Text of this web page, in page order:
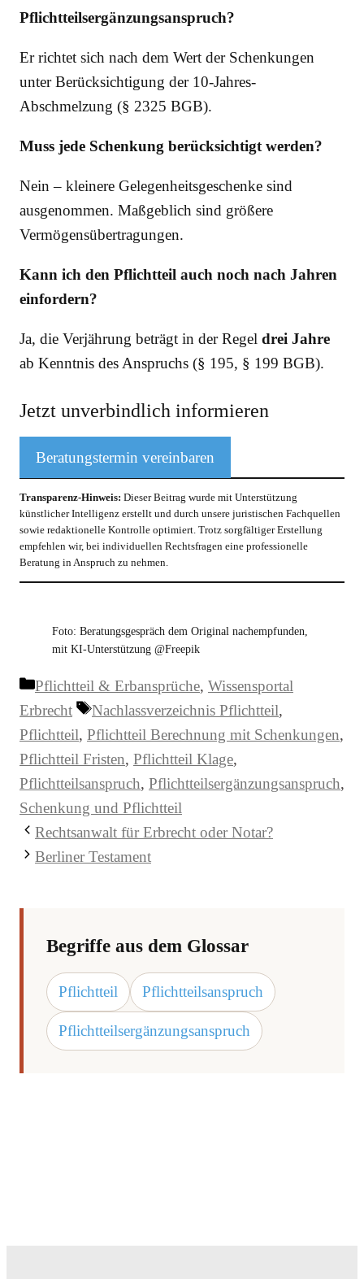
Pflichtteilsergänzungsanspruch?
Er richtet sich nach dem Wert der Schenkungen
unter Berücksichtigung der 10-Jahres-
Abschmelzung (§ 2325 BGB).
Muss jede Schenkung berücksichtigt werden?
Nein – kleinere Gelegenheitsgeschenke sind
ausgenommen. Maßgeblich sind größere
Vermögensübertragungen.
Kann ich den Pflichtteil auch noch nach Jahren
einfordern?
Ja, die Verjährung beträgt in der Regel drei Jahre
ab Kenntnis des Anspruchs (§ 195, § 199 BGB).
Jetzt unverbindlich informieren
Beratungstermin vereinbaren
Transparenz-Hinweis: Dieser Beitrag wurde mit Unterstützung
künstlicher Intelligenz erstellt und durch unsere juristischen Fachquellen
sowie redaktionelle Kontrolle optimiert. Trotz sorgfältiger Erstellung
empfehlen wir, bei individuellen Rechtsfragen eine professionelle
Beratung in Anspruch zu nehmen.
Foto: Beratungsgespräch dem Original nachempfunden,
mit KI-Unterstützung @Freepik
Kategorien
Pflichtteil & Erbansprüche, Wissensportal
Erbrecht
Schlagwörter
Nachlassverzeichnis Pflichtteil,
Pflichtteil, Pflichtteil Berechnung mit Schenkungen,
Pflichtteil Fristen, Pflichtteil Klage,
Pflichtteilsanspruch, Pflichtteilsergänzungsanspruch,
Schenkung und Pflichtteil
Rechtsanwalt für Erbrecht oder Notar?
Berliner Testament
Begriffe aus dem Glossar
Pflichtteil Pflichtteilsanspruch
Pflichtteilsergänzungsanspruch